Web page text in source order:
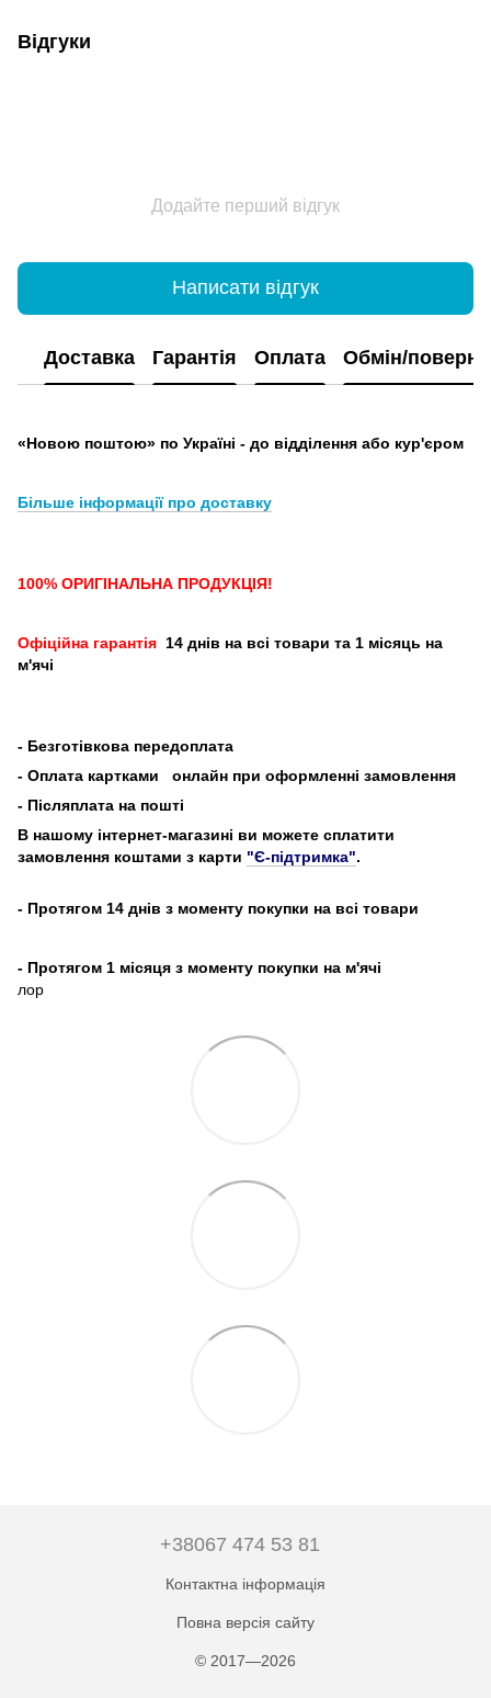
Відгуки
Додайте перший відгук
Написати відгук
Доставка Гарантія Оплата Обмін/
«Новою поштою» по Україні - до відділення або кур'єром
Більше інформації про доставку
100% ОРИГІНАЛЬНА ПРОДУКЦІЯ!
Офіційна гарантія 14 днів на всі товари та 1 місяць на
м'ячі
- Безготівкова передоплата
- Оплата картками
онлайн при оформленні замовлення
- Післяплата на пошті
В нашому інтернет-магазині ви можете сплатити
замовлення коштами з карти "Є-підтримка".
- Протягом 14 днів з моменту покупки на всі товари
- Протягом 1 місяця з моменту покупки на м'ячі
лор
+38067 474 53 81
Контактна інформація
Повна версія сайту
© 2017—2026